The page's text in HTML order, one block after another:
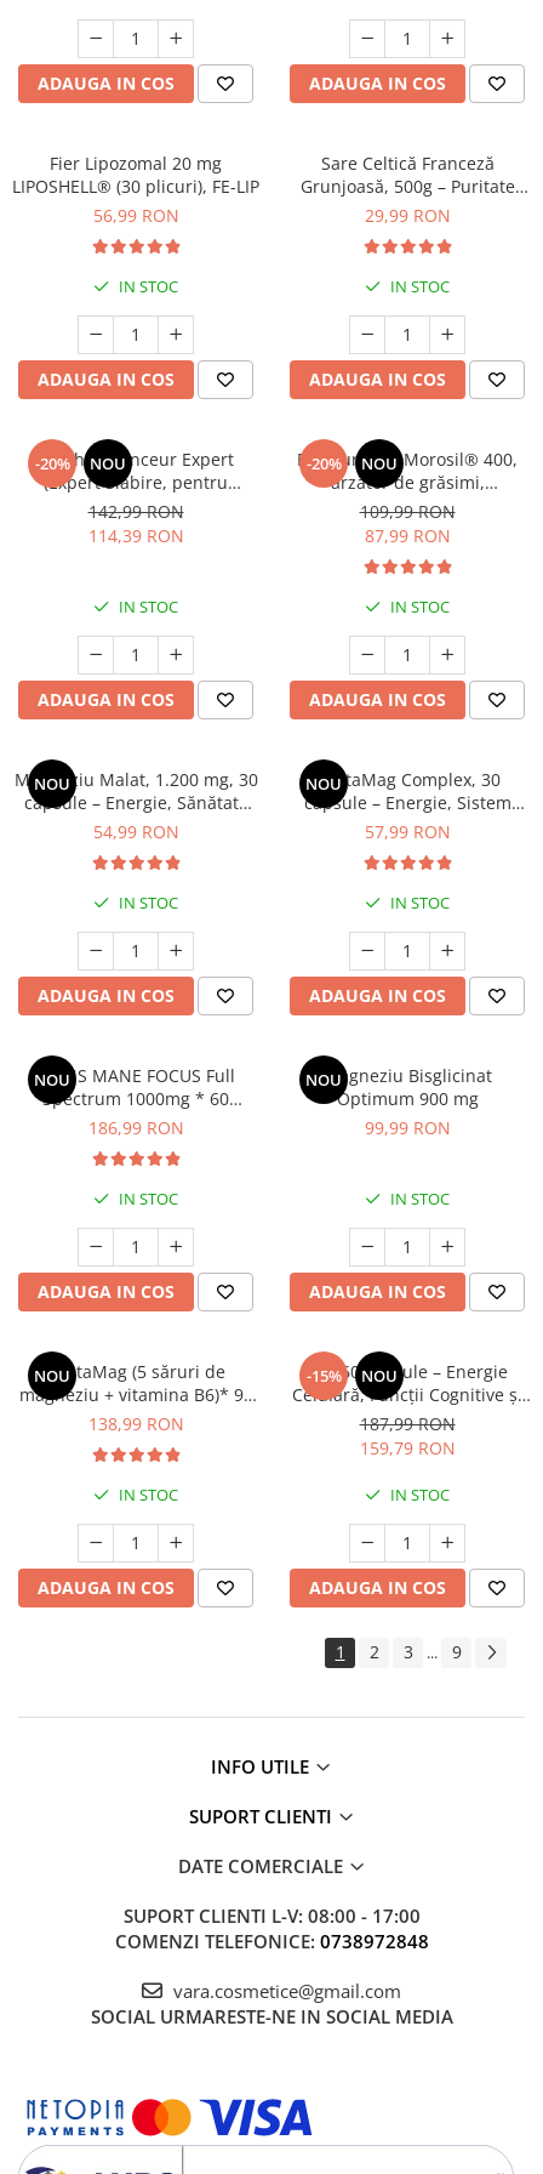
Chlorella
Colina
Produse Apicole
ADAUGA IN COS ADAUGA IN COS
Fier Lipozomal 20 mg
LIPOSHELL® (30 plicuri), FE-LIP
56,99 RON
IN STOC
ADAUGA IN COS
Sare Celtică Franceză
Grunjoasă, 500g – Puritate
Minerală și Echilibru Alcalin
29,99 RON
IN STOC
ADAUGA IN COS
-20% NOU
Manhaé Minceur Expert
(Expert Slăbire, pentru
reducerea în greutate) *
30cps
142,99 RON
114,39 RON
IN STOC
ADAUGA IN COS
-20% NOU
Bruleur 4în1 Morosil® 400,
arzător de grăsimi,
metabolism, celulită, 500 ml,
cură de 15 zile
109,99 RON
87,99 RON
IN STOC
ADAUGA IN COS
NOU
Magneziu Malat, 1.200 mg, 30
capsule – Energie, Sănătate
Musculară și Reducerea
54,99 RON
IN STOC
ADAUGA IN COS
NOU
PentaMag Complex, 30
capsule – Energie, Sistem
Nervos și Sănătatea Inimii
57,99 RON
IN STOC
ADAUGA IN COS
NOU
LIONS MANE FOCUS Full
Spectrum 1000mg * 60
cps(regenerare neuroni,
186,99 RON
IN STOC
ADAUGA IN COS
NOUMagneziu Bisglicinat
Optimum 900 mg
99,99 RON
IN STOC
ADAUGA IN COS
NOU
PentaMag (5 săruri de
magneziu + vitamina B6)* 90
cps
138,99 RON
IN STOC
ADAUGA IN COS
-15% NOU
NR, 60 capsule – Energie
Celulară, Funcții Cognitive și
Îmbătrânire Sănătoasă
187,99 RON
159,79 RON
IN STOC
ADAUGA IN COS
1 2 3 ... 9
INFO UTILE
SUPORT CLIENTI
DATE COMERCIALE
SUPORT CLIENTI L-V: 08:00 - 17:00
COMENZI TELEFONICE: 0738972848
vara.cosmetice@gmail.com
SOCIAL URMARESTE-NE IN SOCIAL MEDIA